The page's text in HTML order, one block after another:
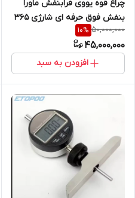
چراغ قوه یووی فرابنفش ماورا
بنفش فوق حرفه ای شارژی 365
نمایندگی اصلی جوش آزما تجهیز
09120741826)
50,000,000
10%
45,000,000
افزودن به سبد